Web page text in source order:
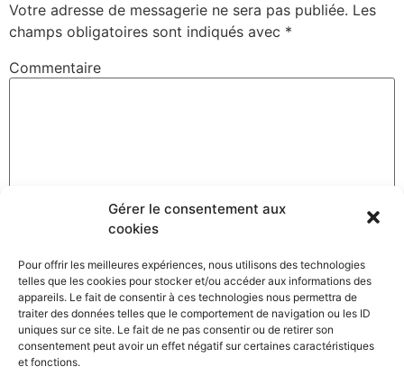
Gérer le consentement aux
cookies
Pour offrir les meilleures expériences, nous utilisons des technologies
telles que les cookies pour stocker et/ou accéder aux informations des
appareils. Le fait de consentir à ces technologies nous permettra de
traiter des données telles que le comportement de navigation ou les ID
uniques sur ce site. Le fait de ne pas consentir ou de retirer son
consentement peut avoir un effet négatif sur certaines caractéristiques
et fonctions.
Votre adresse de messagerie ne sera pas publiée. Les
champs obligatoires sont indiqués avec *
Commentaire
Nom*
Adresse de messagerie